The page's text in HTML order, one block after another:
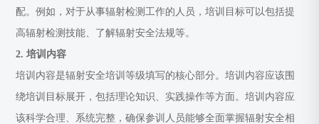
配。例如，对于从事辐射检测工作的人员，培训目标可以包括提
高辐射检测技能、了解辐射安全法规等。
2. 培训内容
培训内容是辐射安全培训等级填写的核心部分。培训内容应该围
绕培训目标展开，包括理论知识、实践操作等方面。培训内容应
该科学合理、系统完整，确保参训人员能够全面掌握辐射安全相